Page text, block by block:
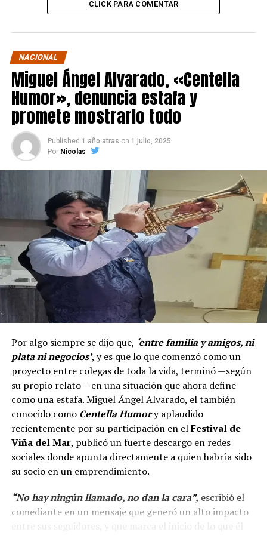
CLICK PARA COMENTAR
NACIONAL
Miguel Ángel Alvarado, «Centella
Humor», denuncia estafa y
promete mostrarlo todo
Published 1 año atras on 1 julio, 2025
Por Nicolas
Por algo siempre se dijo que, ‘entre familia y amigos, ni
plata ni negocios’, y es que lo que comenzó como un
proyecto entre colegas de toda la vida, terminó —según
su propio relato— en una situación que ahora define
como una estafa. Miguel Ángel Alvarado, el también
conocido como Centella Humory aplaudido
recientemente por su participación en elFestival de
Viña del Mar, publicó un fuerte descargo en redes
sociales donde apunta directamente a quien habría sido
su socio en un emprendimiento.
“No hay ningún llamado, no dan la cara”, escribió el
comediante en un mensaje que generó un alto impacto
entre sus seguidores, y que marca el inicio de lo que él